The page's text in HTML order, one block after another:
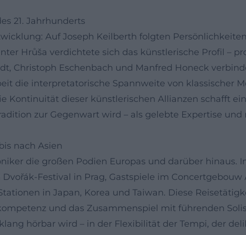
21. Jahrhunderts
Auf Joseph Keilberth folgten
Hrůša verdichtete sich das künstlerische Profil –
Christoph Eschenbach und Manfred Honeck
die interpretatorische Spannweite von klassischer
Kontinuität dieser künstlerischen Allianzen schafft
zur Gegenwart wird – als gelebte Expertise
nach Asien
die großen Podien Europas und darüber hinaus.
Festival in Prag, Gastspiele im
in Japan, Korea und Taiwan. Diese
und das Zusammenspiel mit führenden
hörbar wird – in der Flexibilität der Tempi, der